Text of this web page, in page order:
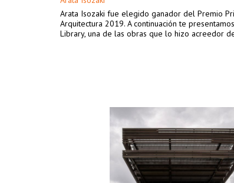
Arata Isozaki fue elegido ganador del Premio
Arquitectura 2019. A continuación te
Library, una de las obras que lo hizo acreedor